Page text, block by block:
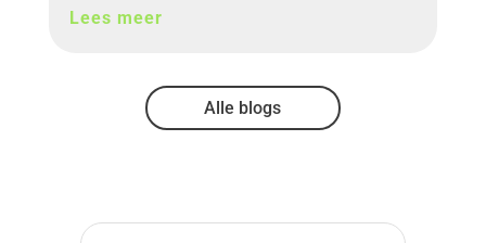
Lees meer
Alle blogs